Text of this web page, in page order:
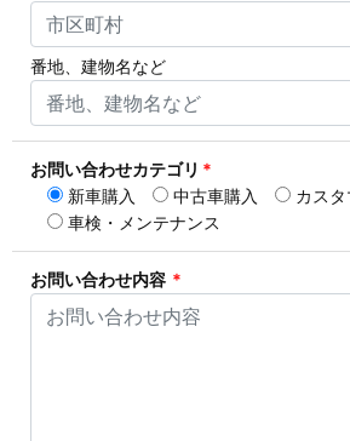
番地、建物名など
お問い合わせカテゴリ *
新車購入
中古車購入
カス
車検・メンテナンス
お問い合わせ内容 *